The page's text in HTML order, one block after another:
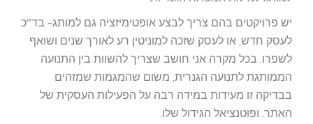
יש פרויקטים בהם צריך לבצע אופטימיזציה גם למותג- בד"כ
לעסק חדש, או לעסק שזכה למוניטין רע לאורך שנים ושואף
לשפרו. בכל מקרה אני חושב שצריך להשוות בין התנועה
הממותגת לתנועה הגנרית, משום שהמגמות שמזהים
בבדיקה זו מעידות במידה רבה על הפעילות העסקית של
האתר. ופוטנציאל הגידול שלו.